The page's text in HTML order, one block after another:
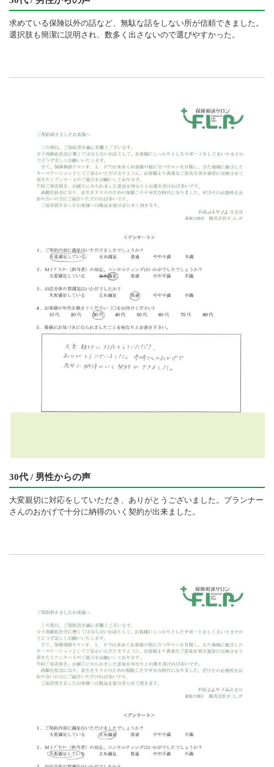
求めている保険以外の話など、無駄な話をしない所が信頼できました。
選択肢も簡潔に説明され、数多く出さないので選びやすかった。
30代 / 男性からの声
大変親切に対応をしていただき、ありがとうございました。プランナー
さんのおかげで十分に納得のいく契約が出来ました。